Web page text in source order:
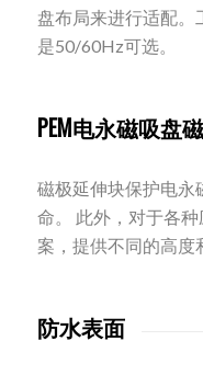
盘布局来进行适配。
是50/60Hz可选。
PEM电永磁吸盘
磁极延伸块保护电永
命。 此外，对于各
案，提供不同的高度
防水表面